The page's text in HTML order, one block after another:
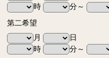
時
分～
第二希望
月
日
時
分～